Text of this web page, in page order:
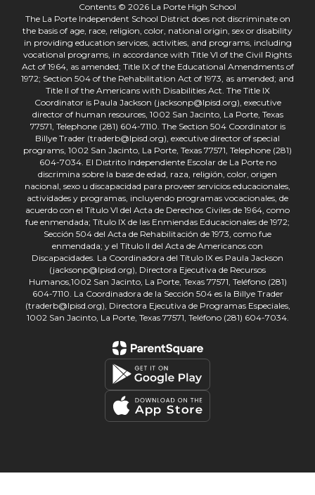
Contents © 2026 La Porte High School
The La Porte Independent School District does not discriminate on
the basis of age, race, religion, color, national origin, sex or disability
in providing education services, activities, and programs, including
vocational programs, in accordance with Title VI of the Civil Rights
Act of 1964, as amended; Title IX of the Educational Amendments of
1972; Section 504 of the Rehabilitation Act of 1973, as amended; and
Title II of the Americans with Disabilities Act. The Title IX
Coordinator is Paula Jackson (jacksonp@lpisd.org), executive
director of human resources, 1002 San Jacinto, La Porte, Texas
77571, Telephone (281) 604-7110. The Section 504 Coordinator is
Billye Trader (traderb@lpisd.org), executive director of special
programs, 1002 San Jacinto, La Porte, Texas 77571, Telephone (281)
604-7034. El Distrito Independiente Escolar de La Porte no
discrimina sobre la base de edad, raza, religión, color, origen
nacional, sexo u discapacidad para proveer servicios educacionales,
actividades y programas, incluyendo programas vocacionales, de
acuerdo con el Título VI del Acta de Derechos Civiles de 1964, como
fue enmendada; Título IX de las Enmiendas Educacionales de 1972;
Sección 504 del Acta de Rehabilitación de 1973, como fue
enmendada; y el Título II del Acta de Americanos con
Discapacidades. La Coordinadora del Título IX es Paula Jackson
(jacksonp@lpisd.org), Directora Ejecutiva de Recursos
Humanos,1002 San Jacinto, La Porte, Texas 77571, Teléfono (281)
604-7110. La Coordinadora de la Sección 504 es la Billye Trader
(traderb@lpisd.org), Directora Ejecutiva de Programas Especiales,
1002 San Jacinto, La Porte, Texas 77571, Teléfono (281) 604-7034.